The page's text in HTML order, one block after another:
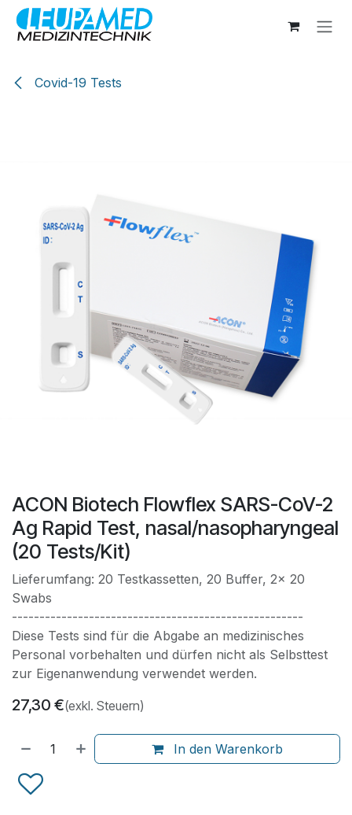
Zum Inhalt springen
Covid-19 Tests
​​​​​​​​​ACON Biotech Flowflex SARS-CoV-2
Ag Rapid Test, nasal/nasopharyngeal
(20 Tests/Kit)
Lieferumfang: 20 Testkassetten, 20 Buffer, 2x 20
Swabs
-----------------------------------------------------
Diese Tests sind für die Abgabe an medizinisches
Personal vorbehalten und dürfen nicht als Selbsttest
zur Eigenanwendung verwendet werden.
27,30 €(exkl. Steuern)
In den Warenkorb